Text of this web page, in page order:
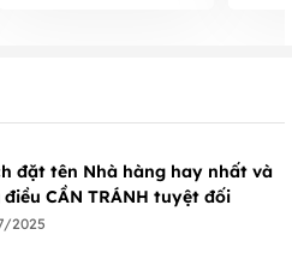
đặt tên Nhà hàng hay nhất và
CẦN TRÁNH tuyệt đối
2025